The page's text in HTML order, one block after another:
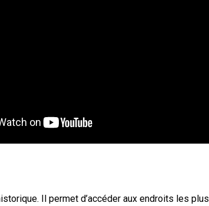
Il permet d’accéder aux endroits les plus